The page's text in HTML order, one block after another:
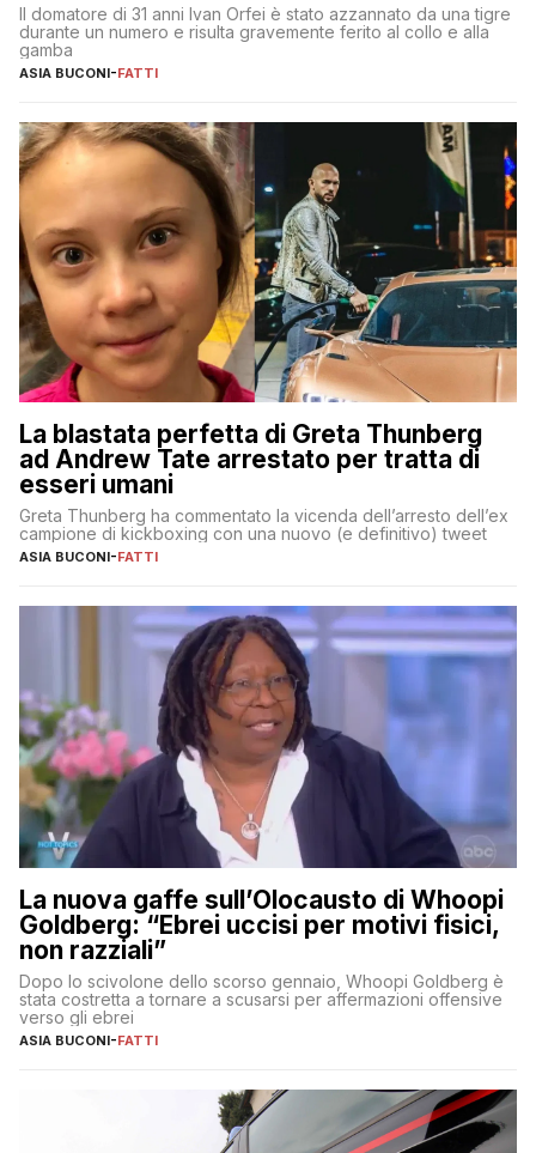
Il domatore di 31 anni Ivan Orfei è stato azzannato da una tigre
durante un numero e risulta gravemente ferito al collo e alla
gamba
ASIA BUCONI-FATTI
La blastata perfetta di Greta Thunberg
ad Andrew Tate arrestato per tratta di
esseri umani
Greta Thunberg ha commentato la vicenda dell’arresto dell’ex
campione di kickboxing con una nuovo (e definitivo) tweet
ASIA BUCONI-FATTI
La nuova gaffe sull’Olocausto di Whoopi
Goldberg: “Ebrei uccisi per motivi fisici,
non razziali”
Dopo lo scivolone dello scorso gennaio, Whoopi Goldberg è
stata costretta a tornare a scusarsi per affermazioni offensive
verso gli ebrei
ASIA BUCONI-FATTI